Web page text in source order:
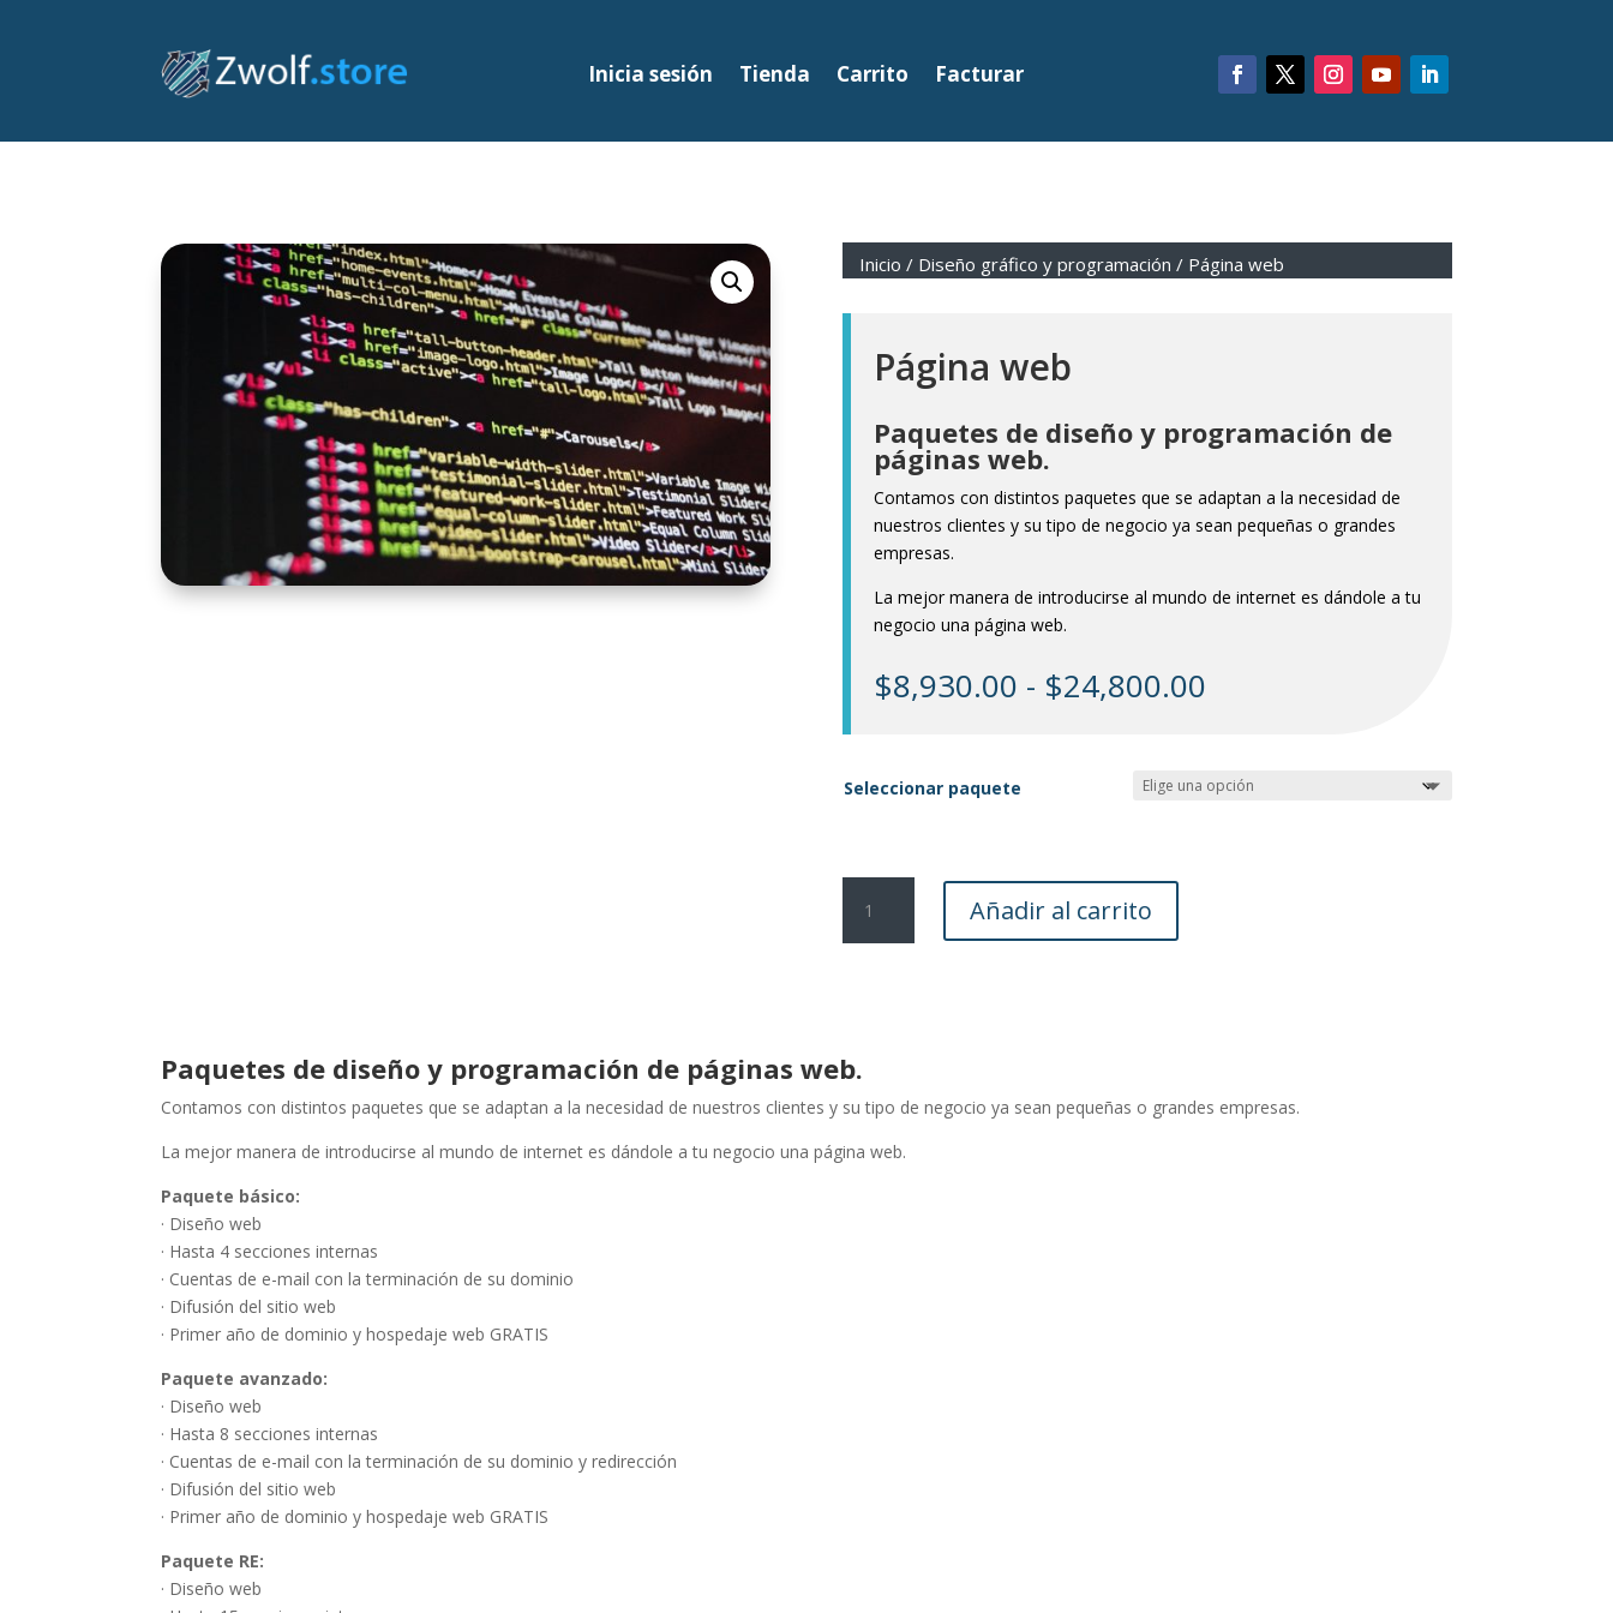
Inicia sesión Tienda Carrito Facturar
Inicio / Diseño gráfico y programación / Página web
Página web
Paquetes de diseño y programación de
páginas web.
Contamos con distintos paquetes que se adaptan a la necesidad de
nuestros clientes y su tipo de negocio ya sean pequeñas o grandes
empresas.
La mejor manera de introducirse al mundo de internet es dándole a tu
negocio una página web.
$8,930.00 - $24,800.00Rango
$8,930.00
Seleccionar paquete
web
cantidad
Añadir al carrito
Paquetes de diseño y programación de páginas web.
Contamos con distintos paquetes que se adaptan a la necesidad de nuestros clientes y su tipo de negocio ya sean pequeñas o grandes empresas.
La mejor manera de introducirse al mundo de internet es dándole a tu negocio una página web.
Paquete básico:
· Diseño web
· Hasta 4 secciones internas
· Cuentas de e-mail con la terminación de su dominio
· Difusión del sitio web
· Primer año de dominio y hospedaje web GRATIS
Paquete avanzado:
· Diseño web
· Hasta 8 secciones internas
· Cuentas de e-mail con la terminación de su dominio y redirección
· Difusión del sitio web
· Primer año de dominio y hospedaje web GRATIS
Paquete RE:
· Diseño web